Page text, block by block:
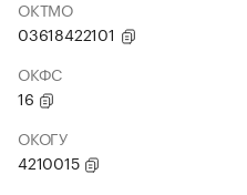
ОКТМО
03618422101
ОКФС
16
ОКОГУ
4210015